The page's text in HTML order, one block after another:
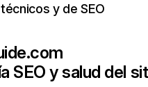
y de SEO
SEO y salud del